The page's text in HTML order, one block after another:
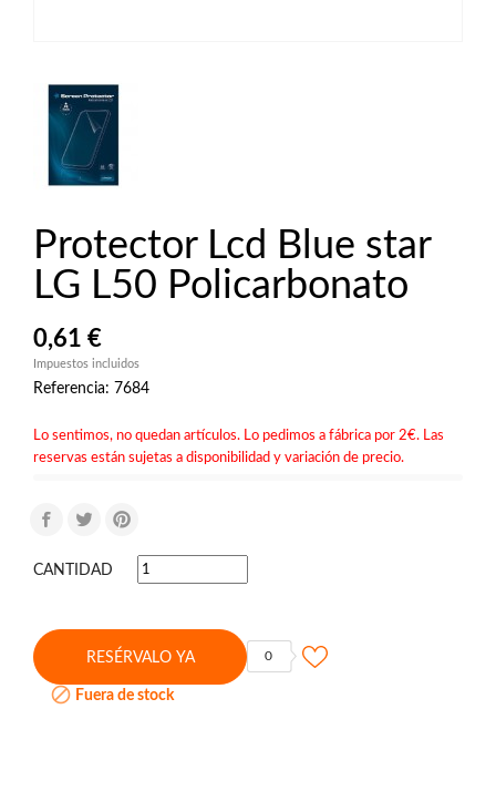
Protector Lcd Blue star
LG L50 Policarbonato
0,61 €
Impuestos incluidos
Referencia: 7684
Lo sentimos, no quedan artículos. Lo pedimos a fábrica por 2€. Las
reservas están sujetas a disponibilidad y variación de precio.
CANTIDAD
RESÉRVALO YA 0
 Fuera de stock